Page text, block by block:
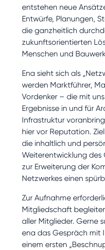
entstehen neue
Entwürfe, Planungen,
die ganzheitlich
zukunftsorientierten
Menschen und
Ena sieht sich als
werden Marktführer,
Vordenker – die mit
Ergebnisse in und für
Infrastruktur
hier vor Reputation.
die inhaltlich und
Weiterentwicklung des
zur Erweiterung der
Netzwerkes einen
Zur Aufnahme
Mitgliedschaft
aller Mitglieder. Gerne
ena das Gespräch mit
einem ersten